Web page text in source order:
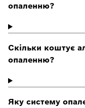
опаленню?
Скільки коштує
опаленню?
Яку систему